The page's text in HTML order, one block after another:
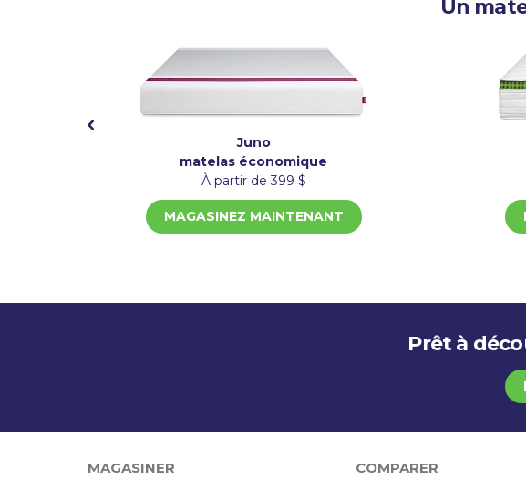
Un
Juno
matelas économique
À partir de 399 $
MAGASINEZ MAINTENANT
Prêt à
MAGASINER COMPARER